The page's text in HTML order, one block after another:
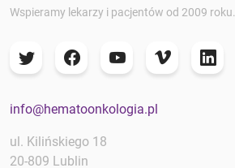
Wspieramy lekarzy i pacjentów od 2009 roku.
info@hematoonkologia.pl
ul. Kilińskiego 18
20-809 Lublin